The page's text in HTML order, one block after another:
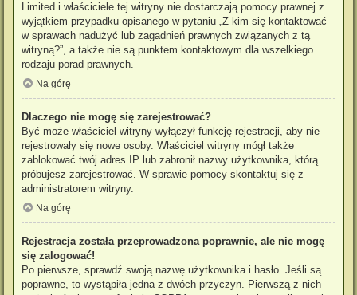
Limited i właściciele tej witryny nie dostarczają pomocy prawnej z
wyjątkiem przypadku opisanego w pytaniu „Z kim się kontaktować
w sprawach nadużyć lub zagadnień prawnych związanych z tą
witryną?”, a także nie są punktem kontaktowym dla wszelkiego
rodzaju porad prawnych.
Na górę
Dlaczego nie mogę się zarejestrować?
Być może właściciel witryny wyłączył funkcję rejestracji, aby nie
rejestrowały się nowe osoby. Właściciel witryny mógł także
zablokować twój adres IP lub zabronił nazwy użytkownika, którą
próbujesz zarejestrować. W sprawie pomocy skontaktuj się z
administratorem witryny.
Na górę
Rejestracja została przeprowadzona poprawnie, ale nie mogę
się zalogować!
Po pierwsze, sprawdź swoją nazwę użytkownika i hasło. Jeśli są
poprawne, to wystąpiła jedna z dwóch przyczyn. Pierwszą z nich